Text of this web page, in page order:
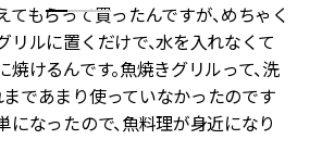
てもらって買ったんですが、めちゃく
リルに置くだけで、水を入れなくて
焼けるんです。魚焼きグリルって、洗
であまり使っていなかったのです
になったので、魚料理が身近になり